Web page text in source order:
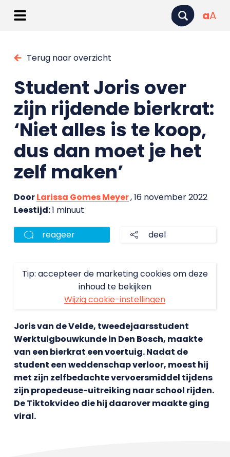
aA
Terug naar overzicht
Student Joris over
zijn rijdende bierkrat:
‘Niet alles is te koop,
dus dan moet je het
zelf maken’
DoorLarissa Gomes Meyer, 16 november 2022
Leestijd:1 minuut
reageer deel
Tip: accepteer de marketing cookies om deze
inhoud te bekijken
Wijzig cookie-instellingen
Joris van de Velde, tweedejaarsstudent
Werktuigbouwkunde in Den Bosch, maakte
van een bierkrat een voertuig. Nadat de
student een weddenschap verloor, moest hij
met zijn zelfbedachte vervoersmiddel tijdens
zijn propedeuse-uitreiking naar school rijden.
De Tiktokvideo die hij daarover maakte ging
viral.